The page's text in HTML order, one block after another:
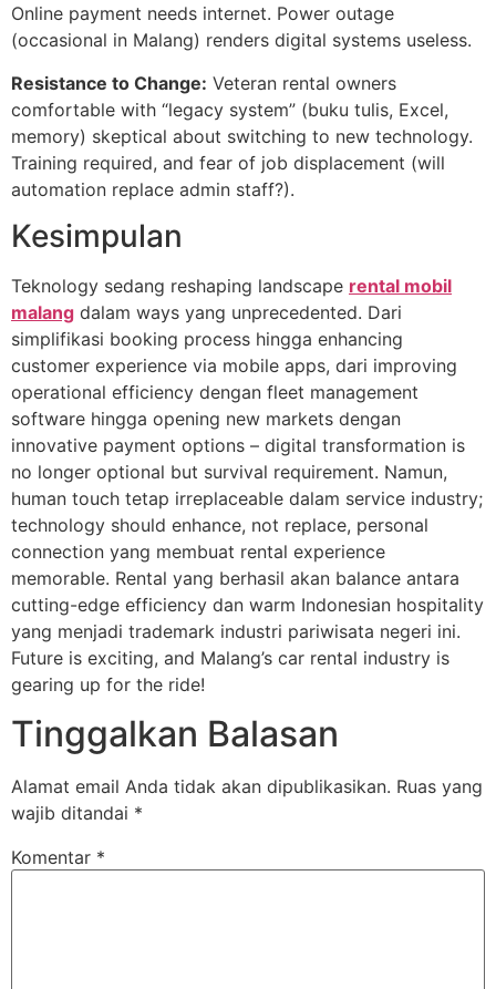
Online payment needs internet. Power outage
(occasional in Malang) renders digital systems useless.
Resistance to Change: Veteran rental owners
comfortable with “legacy system” (buku tulis, Excel,
memory) skeptical about switching to new technology.
Training required, and fear of job displacement (will
automation replace admin staff?).
Kesimpulan
Teknology sedang reshaping landscape rental mobil
malang dalam ways yang unprecedented. Dari
simplifikasi booking process hingga enhancing
customer experience via mobile apps, dari improving
operational efficiency dengan fleet management
software hingga opening new markets dengan
innovative payment options – digital transformation is
no longer optional but survival requirement. Namun,
human touch tetap irreplaceable dalam service industry;
technology should enhance, not replace, personal
connection yang membuat rental experience
memorable. Rental yang berhasil akan balance antara
cutting-edge efficiency dan warm Indonesian hospitality
yang menjadi trademark industri pariwisata negeri ini.
Future is exciting, and Malang’s car rental industry is
gearing up for the ride!
Tinggalkan Balasan
Alamat email Anda tidak akan dipublikasikan. Ruas yang
wajib ditandai *
Komentar *